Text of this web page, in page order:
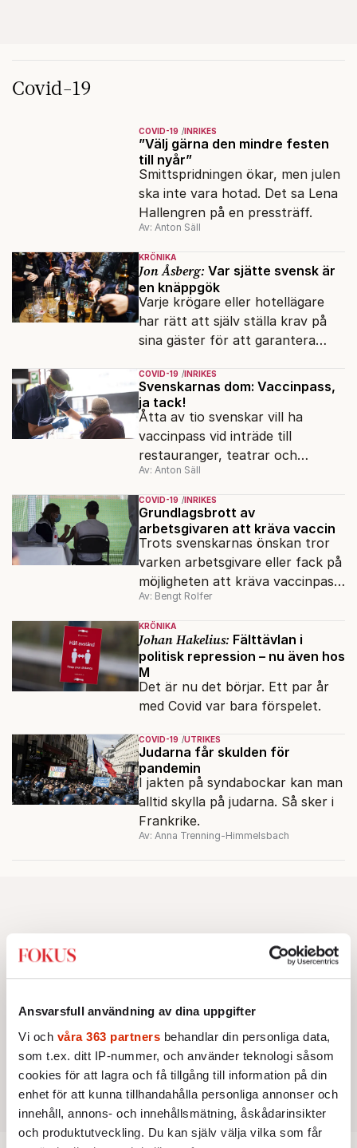
Ansvarsfull användning av dina uppgifter
Vi och våra 363 partners behandlar din personliga data,
som t.ex. ditt IP-nummer, och använder teknologi såsom
cookies för att lagra och få tillgång till information på din
enhet för att kunna tillhandahålla personliga annonser och
innehåll, annons- och innehållsmätning, åskådarinsikter
och produktutveckling. Du kan själv välja vilka som får
Covid-19
COVID-19 INRIKES
”Välj gärna den mindre festen
till nyår”
Smittspridningen ökar, men julen
ska inte vara hotad. Det sa Lena
Hallengren på en pressträff.
Av: Anton Säll
KRÖNIKA
Jon Åsberg: Var sjätte svensk är
en knäppgök
Varje krögare eller hotellägare
har rätt att själv ställa krav på
sina gäster för att garantera
COVID-19 INRIKES
Svenskarnas dom: Vaccinpass,
ja tack!
Åtta av tio svenskar vill ha
vaccinpass vid inträde till
restauranger, teatrar och
sportevenemang. Och sex av tio
tycker att arbetsgivare ska få
kräva att anställda vaccinerar
sig. Det visar en färsk
undersökning från Fokus/Novus.
Av: Anton Säll
COVID-19 INRIKES
Grundlagsbrott av
arbetsgivaren att kräva vaccin
Trots svenskarnas önskan tror
varken arbetsgivare eller fack på
möjligheten att kräva vaccinpass
i arbetslivet. Det skulle strida
mot grundlagen.
Av: Bengt Rolfer
KRÖNIKA
Johan Hakelius: Fälttävlan i
politisk repression – nu även hos
M
Det är nu det börjar. Ett par år
med Covid var bara förspelet.
COVID-19 UTRIKES
Judarna får skulden för
pandemin
I jakten på syndabockar kan man
alltid skylla på judarna. Så sker i
Frankrike.
Av: Anna Trenning-Himmelsbach